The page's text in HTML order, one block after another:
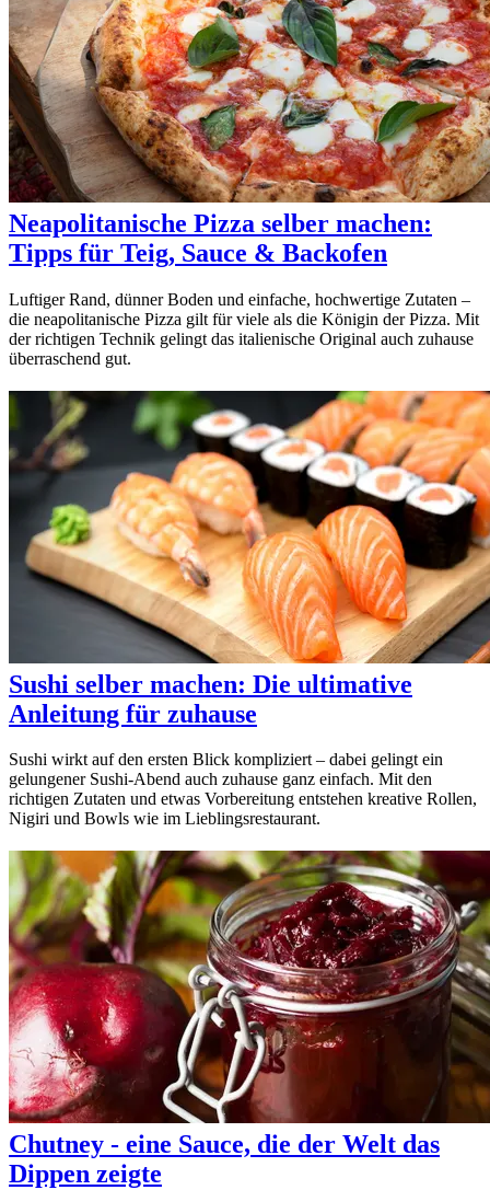
Neapolitanische Pizza selber machen:
Tipps für Teig, Sauce & Backofen
Luftiger Rand, dünner Boden und einfache, hochwertige Zutaten –
die neapolitanische Pizza gilt für viele als die Königin der Pizza. Mit
der richtigen Technik gelingt das italienische Original auch zuhause
überraschend gut.
Sushi selber machen: Die ultimative
Anleitung für zuhause
Sushi wirkt auf den ersten Blick kompliziert – dabei gelingt ein
gelungener Sushi-Abend auch zuhause ganz einfach. Mit den
richtigen Zutaten und etwas Vorbereitung entstehen kreative Rollen,
Nigiri und Bowls wie im Lieblingsrestaurant.
Chutney - eine Sauce, die der Welt das
Dippen zeigte